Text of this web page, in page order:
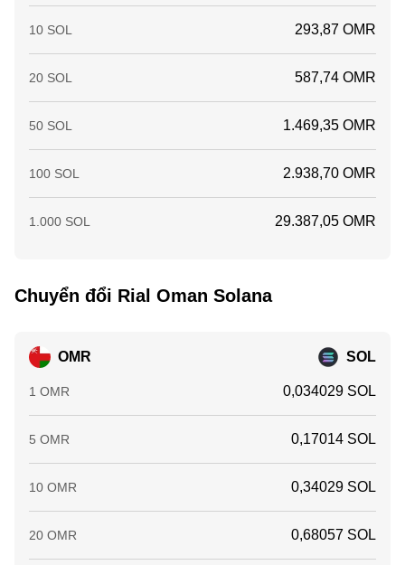
10 SOL 293,87 OMR
20 SOL 587,74 OMR
50 SOL 1.469,35 OMR
100 SOL 2.938,70 OMR
1.000 SOL 29.387,05 OMR
Chuyển đổi Rial Oman Solana
OMR SOL
1 OMR 0,034029 SOL
5 OMR 0,17014 SOL
10 OMR 0,34029 SOL
20 OMR 0,68057 SOL